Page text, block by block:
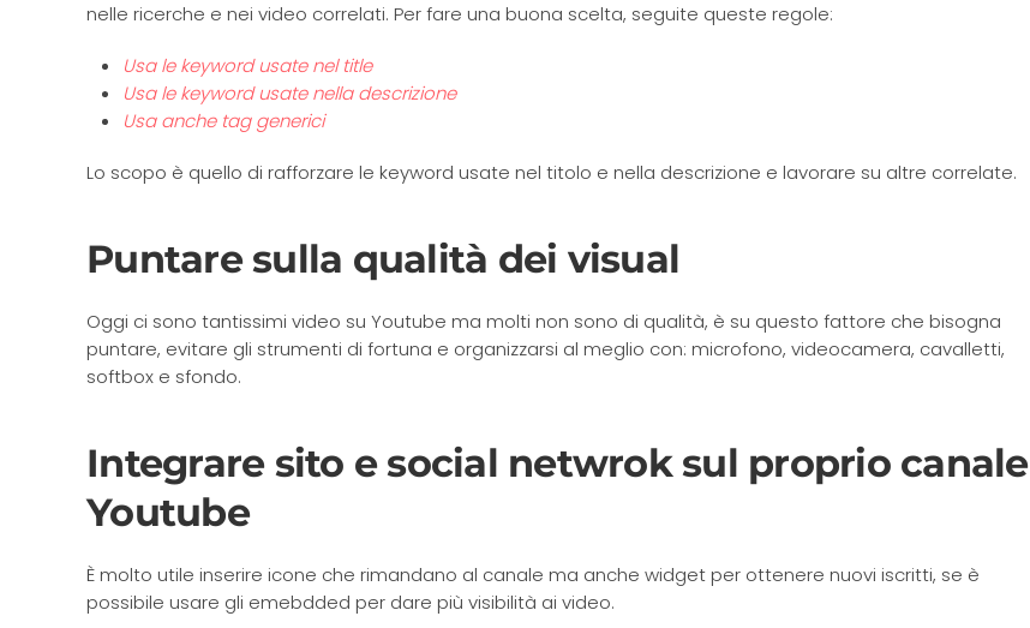
nelle ricerche e nei video correlati. Per fare una buona scelta, seguite queste regole:
Usa le keyword usate nel title
Usa le keyword usate nella descrizione
Usa anche tag generici
Lo scopo è quello di rafforzare le keyword usate nel titolo e nella descrizione e lavorare su altre correlate.
Puntare sulla qualità dei visual
Oggi ci sono tantissimi video su Youtube ma molti non sono di qualità, è su questo fattore che bisogna
puntare, evitare gli strumenti di fortuna e organizzarsi al meglio con: microfono, videocamera, cavalletti,
softbox e sfondo.
Integrare sito e social netwrok sul proprio canale
Youtube
È molto utile inserire icone che rimandano al canale ma anche widget per ottenere nuovi iscritti, se è
possibile usare gli emebdded per dare più visibilità ai video.